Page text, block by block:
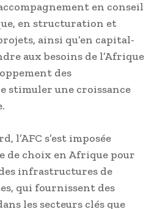
en conseil
en structuration et
ainsi qu’en capital-
aux besoins de l’Afrique
des
stimuler une croissance
l’AFC s’est imposée
de choix en Afrique pour
infrastructures de
qui fournissent des
les secteurs clés que